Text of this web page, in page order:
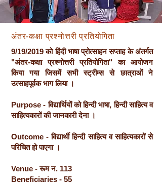
अंतर-कक्षा प्रश्नोत्तरी प्रतियोगिता
9/19/2019 को हिंदी भाषा प्रोत्साहन सप्ताह के अंतर्गत
"अंतर-कक्षा प्रश्नोत्तरी प्रतियोगिता" का आयोजन
किया गया जिसमें सभी स्ट्रीम्स से छात्राओं ने
उत्साहपूर्वक भाग लिया ।
Purpose - विद्यार्थियों को हिन्दी भाषा, हिन्दी साहित्य व
साहित्यकारों की जानकारी देना ।
Outcome - विद्यार्थी हिन्दी साहित्य व साहित्यकारों से
परिचित हो पाएगा ।
Venue - रूम न. 113
Beneficiaries - 55